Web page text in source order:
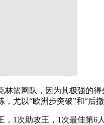
篮网队，因为其极强的
尤以“欧洲步突破”和“后撤
1次助攻王，1次最佳第